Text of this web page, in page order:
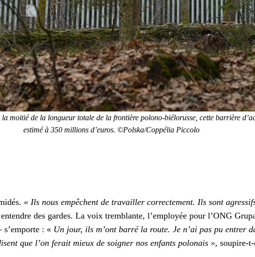
moitié de la longueur totale de la fron­tière polono-biélorusse, cette bar­rière
estimé à 350 mil­lions d’euros. ©Polska/Coppélia Pic­co­lo
« Ils nous empêchent de tra­vailler cor­recte­ment. Ils sont
des gardes. La voix trem­blante, l’employée pour l’ONG
: « Un jour, ils m’ont bar­ré la route. Je n’ai pas pu entr­er
que l’on ferait mieux de soign­er nos enfants polon­ais », soupire-